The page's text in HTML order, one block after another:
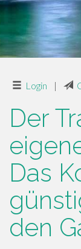
Login |
Der
Das
den